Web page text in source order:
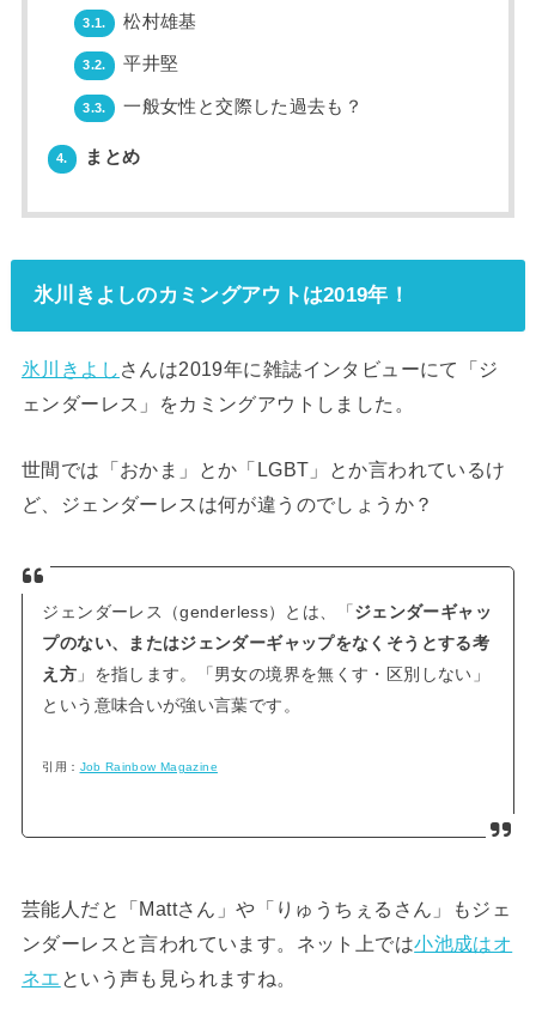
3.1. 松村雄基
3.2. 平井堅
3.3. 一般女性と交際した過去も？
4. まとめ
氷川きよしのカミングアウトは2019年！
氷川きよし さんは2019年に雑誌インタビューにて「ジ
ェンダーレス」をカミングアウトしました。
世間では「おかま」とか「LGBT」とか言われているけ
ど、ジェンダーレスは何が違うのでしょうか？
ジェンダーレス（genderless）とは、「ジェンダーギャッ
プのない、またはジェンダーギャップをなくそうとする考
え方 」を指します。「男女の境界を無くす・区別しない」
という意味合いが強い言葉です。
引用： Job Rainbow Magazine
芸能人だと「Mattさん」や「りゅうちぇるさん」もジェ
ンダーレスと言われています。ネット上では小池成はオ
ネエ という声も見られますね。